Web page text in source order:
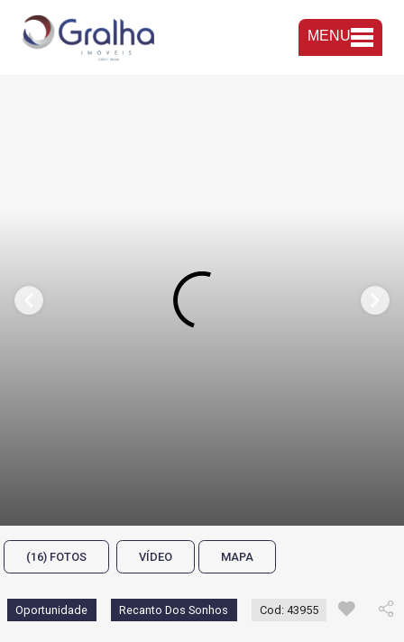
MENU
(16) FOTOS VÍDEO MAPA
Oportunidade Recanto Dos Sonhos Cod: 43955